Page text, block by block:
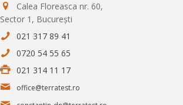
Calea Floreasca nr. 60,
Sector 1, București
021 317 89 41
0720 54 55 65
021 314 11 17
office@terratest.ro